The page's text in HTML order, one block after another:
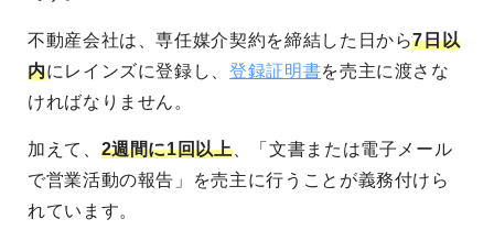
不動産会社は、専任媒介契約を締結した日から7日以
内にレインズに登録し、登録証明書を売主に渡さな
ければなりません。
加えて、 2週間に1回以上、「文書または電子メール
で営業活動の報告」を売主に行うことが義務付けら
れています。